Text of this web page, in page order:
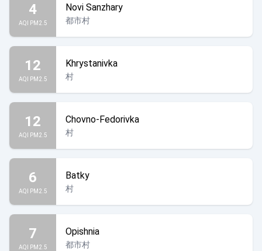
4
AQI PM2.5
Novi Sanzhary
都市村
12
AQI PM2.5
Khrystanivka
村
12
AQI PM2.5
Chovno-Fedorivka
村
6
AQI PM2.5
Batky
村
7
AQI PM2.5
Opishnia
都市村